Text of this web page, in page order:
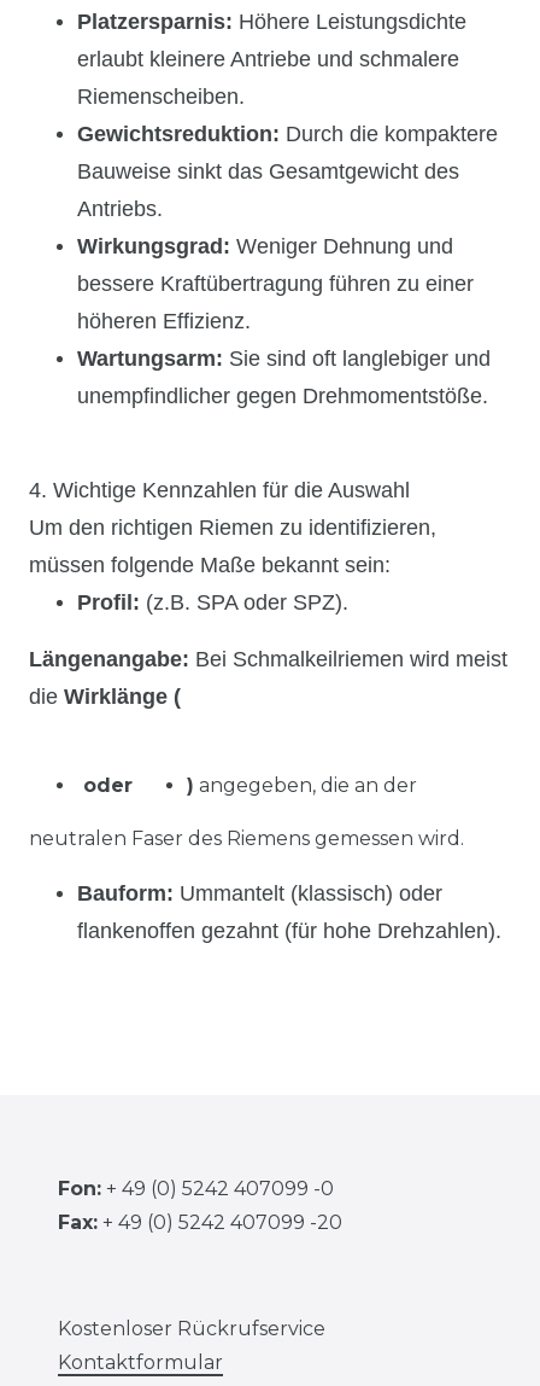
Platzersparnis: Höhere Leistungsdichte
erlaubt kleinere Antriebe und schmalere
Riemenscheiben.
Gewichtsreduktion: Durch die kompaktere
Bauweise sinkt das Gesamtgewicht des
Antriebs.
Wirkungsgrad: Weniger Dehnung und
bessere Kraftübertragung führen zu einer
höheren Effizienz.
Wartungsarm: Sie sind oft langlebiger und
unempfindlicher gegen Drehmomentstöße.
4. Wichtige Kennzahlen für die Auswahl
Um den richtigen Riemen zu identifizieren,
müssen folgende Maße bekannt sein:
Profil: (z.B. SPA oder SPZ).
Längenangabe: Bei Schmalkeilriemen wird meist
die Wirklänge (
oder ) angegeben, die an der
neutralen Faser des Riemens gemessen wird.
Bauform: Ummantelt (klassisch) oder
flankenoffen gezahnt (für hohe Drehzahlen).
Fon: + 49 (0) 5242 407099 -0
Fax: + 49 (0) 5242 407099 -20
Kostenloser Rückrufservice
Kontaktformular